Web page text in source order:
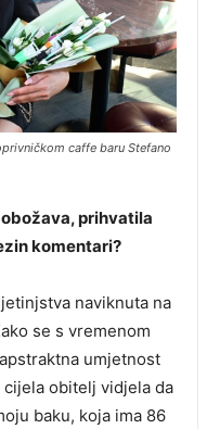
caffe baru Stefano
prihvatila
komentari?
naviknuta na
se s vremenom
umjetnost
cijela obitelj vidjela da
baku, koja ima 86